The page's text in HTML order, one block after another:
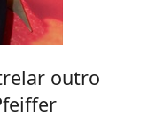
outro